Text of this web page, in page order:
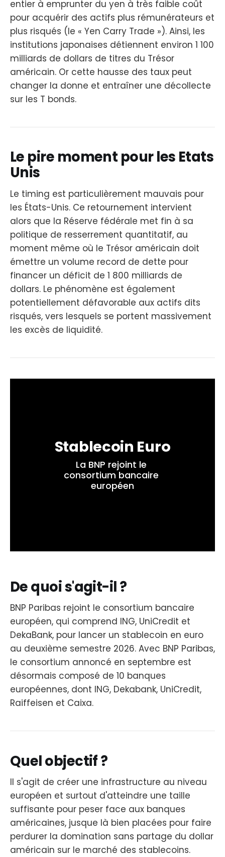
entier à emprunter du yen à très faible coût
pour acquérir des actifs plus rémunérateurs et
plus risqués (le « Yen Carry Trade »). Ainsi, les
institutions japonaises détiennent environ 1 100
milliards de dollars de titres du Trésor
américain. Or cette hausse des taux peut
changer la donne et entraîner une décollecte
sur les T bonds.
Le pire moment pour les Etats
Unis
Le timing est particulièrement mauvais pour
les États-Unis. Ce retournement intervient
alors que la Réserve fédérale met fin à sa
politique de resserrement quantitatif, au
moment même où le Trésor américain doit
émettre un volume record de dette pour
financer un déficit de 1 800 milliards de
dollars. Le phénomène est également
potentiellement défavorable aux actifs dits
risqués, vers lesquels se portent massivement
les excès de liquidité.
Stablecoin Euro
La BNP rejoint le
consortium bancaire
européen
De quoi s'agit-il ?
BNP Paribas rejoint le consortium bancaire
européen, qui comprend ING, UniCredit et
DekaBank, pour lancer un stablecoin en euro
au deuxième semestre 2026. Avec BNP Paribas,
le consortium annoncé en septembre est
désormais composé de 10 banques
européennes, dont ING, Dekabank, UniCredit,
Raiffeisen et Caixa.
Quel objectif ?
Il s'agit de créer une infrastructure au niveau
européen et surtout d'atteindre une taille
suffisante pour peser face aux banques
américaines, jusque là bien placées pour faire
perdurer la domination sans partage du dollar
américain sur le marché des stablecoins.